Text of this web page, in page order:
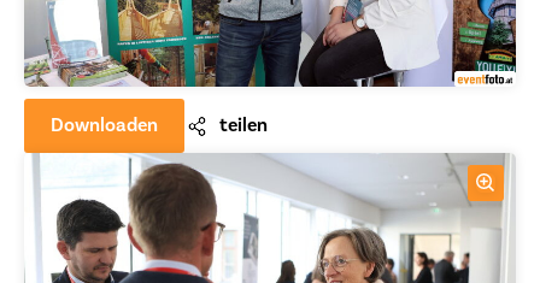
Downloaden teilen